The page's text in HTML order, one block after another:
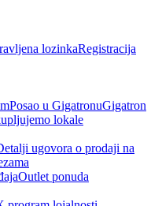
lozinkaRegistracija
Posao u GigatronuGigatron
lokale
ugovora o prodaji na
Outlet ponuda